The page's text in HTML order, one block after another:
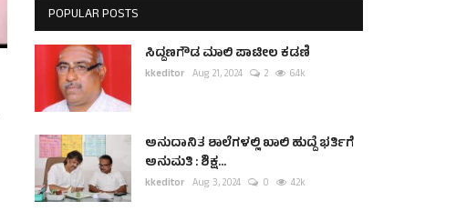
POPULAR POSTS
ಸಿದ್ದಣಗೌಡ ಮಾಲಿ ಪಾಟೀಲ ಕಡಣಿ
kkeditor Aug 21, 2024 2 6.4k
ಅನುದಾನಿತ ಶಾಲೆಗಳಲ್ಲಿ ಖಾಲಿ ಹುದ್ದೆ ಭರ್ತಿಗೆ
ಅನುಮತಿ : ಶಿಕ್ಷ...
kkeditor Aug 3, 2024 0 4.2k